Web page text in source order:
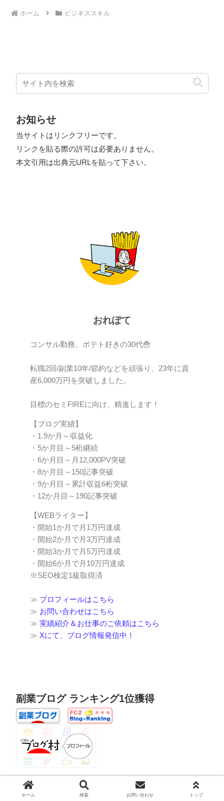
ホーム ビジネススキル
お知らせ
当サイトはリンクフリーです。
リンクを貼る際の許可は必要ありません。
本文引用は出典元URLを貼って下さい。
おれぽて
コンサル勤務、ポテト好きの30代🍟
転職2回/副業10年/節約などを頑張り、23年に資
産6,000万円を突破しました。
目標のセミFIREに向け、精進します！
【ブログ実績】
・1.9か月～収益化
・5か月目～5桁継続
・6か月目～月12,000PV突破
・8か月目～150記事突破
・9か月目～累計収益6桁突破
・12か月目～190記事突破
【WEBライター】
・開始1か月で月1万円達成
・開始2か月で月3万円達成
・開始3か月で月5万円達成
・開始6か月で月10万円達成
※SEO検定1級取得済
≫ プロフィールはこちら
≫ お問い合わせはこちら
≫ 実績紹介＆お仕事のご依頼はこちら
≫ Xにて、ブログ情報発信中！
副業ブログ ランキング1位獲得
ホーム 検索 お問い合わせ トップ